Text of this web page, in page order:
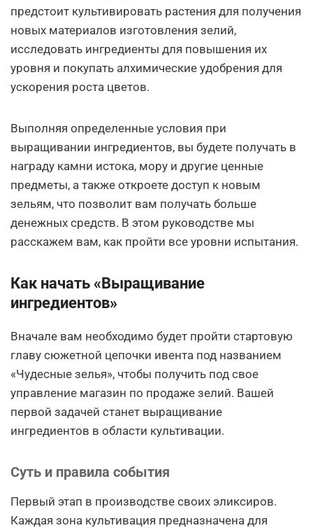
предстоит культивировать растения для получения
новых материалов изготовления зелий,
исследовать ингредиенты для повышения их
уровня и покупать алхимические удобрения для
ускорения роста цветов.
Выполняя определенные условия при
выращивании ингредиентов, вы будете получать в
награду камни истока, мору и другие ценные
предметы, а также откроете доступ к новым
зельям, что позволит вам получать больше
денежных средств. В этом руководстве мы
расскажем вам, как пройти все уровни испытания.
Как начать «Выращивание
ингредиентов»
Вначале вам необходимо будет пройти стартовую
главу сюжетной цепочки ивента под названием
«Чудесные зелья», чтобы получить под свое
управление магазин по продаже зелий. Вашей
первой задачей станет выращивание
ингредиентов в области культивации.
Суть и правила события
Первый этап в производстве своих эликсиров.
Каждая зона культивация предназначена для